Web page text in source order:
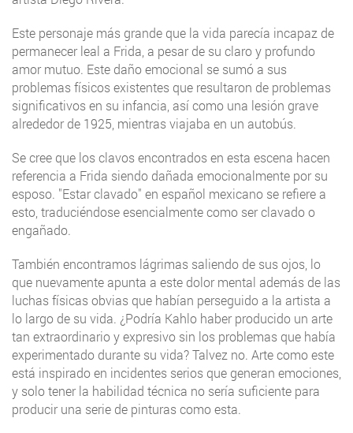
Este personaje más grande que la vida parecía incapaz de
permanecer leal a Frida, a pesar de su claro y profundo
amor mutuo. Este daño emocional se sumó a sus
problemas físicos existentes que resultaron de problemas
significativos en su infancia, así como una lesión grave
alrededor de 1925, mientras viajaba en un autobús.
Se cree que los clavos encontrados en esta escena hacen
referencia a Frida siendo dañada emocionalmente por su
esposo. "Estar clavado" en español mexicano se refiere a
esto, traduciéndose esencialmente como ser clavado o
engañado.
También encontramos lágrimas saliendo de sus ojos, lo
que nuevamente apunta a este dolor mental además de las
luchas físicas obvias que habían perseguido a la artista a
lo largo de su vida. ¿Podría Kahlo haber producido un arte
tan extraordinario y expresivo sin los problemas que había
experimentado durante su vida? Talvez no. Arte como este
está inspirado en incidentes serios que generan emociones,
y solo tener la habilidad técnica no sería suficiente para
producir una serie de pinturas como esta.